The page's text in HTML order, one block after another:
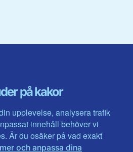
på kakor
upplevelse, analysera trafik
innehåll behöver vi
Är du osäker på vad exakt
och anpassa dina
Värmlands län
Västerbotten
Västra Götaland
Västernorrland
Västmanland
Örebro län